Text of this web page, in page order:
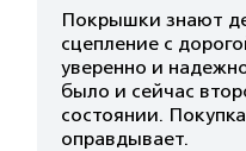
Покрышки знают
сцепление с
уверенно и
было и сейчас
состоянии.
оправдывает.